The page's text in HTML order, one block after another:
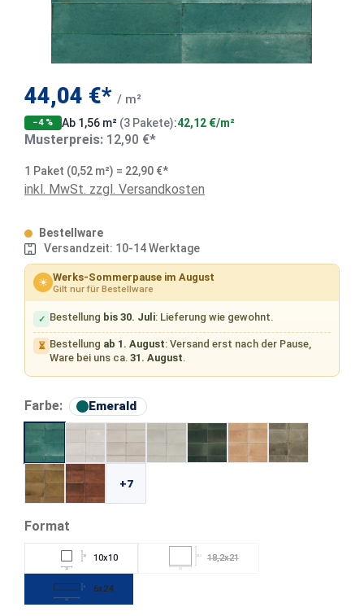
44,04 €* / m²
−4 % Ab 1,56 m² (3 Pakete):42,12 €/m²
Musterpreis: 12,90 €*
1 Paket (0,52 m²) = 22,90 €*
inkl. MwSt. zzgl. Versandkosten
Bestellware
Versandzeit: 10-14 Werktage
☀ Werks-Sommerpause im August
Gilt nur für Bestellware
✓ Bestellung bis 30. Juli: Lieferung wie gewohnt.
⏳ Bestellung ab 1. August: Versand erst nach der Pause,
Ware bei uns ca.31. August.
Farbe: Emerald auswählen
+7
Format
10
10 10x10
21
18,2 18,2x21
24
6x24